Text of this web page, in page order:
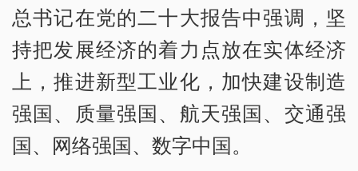
总书记在党的二十大报告中强调，坚
持把发展经济的着力点放在实体经济
上，推进新型工业化，加快建设制造
强国、质量强国、航天强国、交通强
国、网络强国、数字中国。